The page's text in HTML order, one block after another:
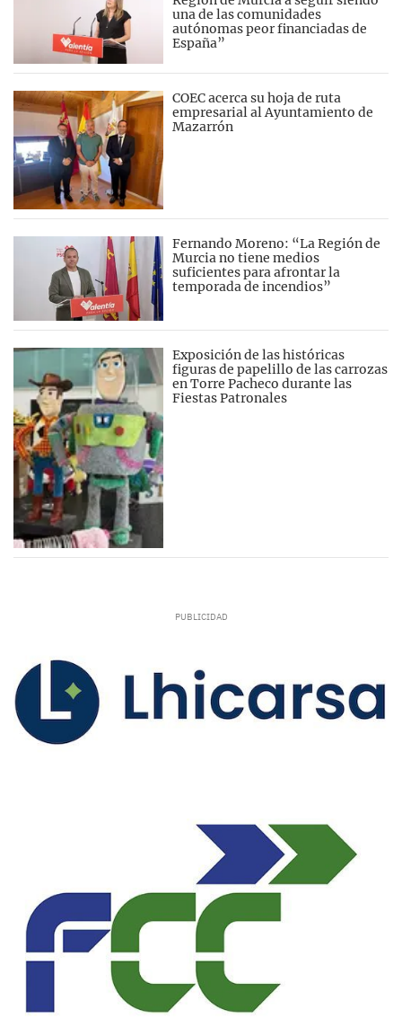
una de las comunidades
autónomas peor financiadas de
España”
COEC acerca su hoja de ruta
empresarial al Ayuntamiento de
Mazarrón
Fernando Moreno: “La Región de
Murcia no tiene medios
suficientes para afrontar la
temporada de incendios”
Exposición de las históricas
figuras de papelillo de las carrozas
en Torre Pacheco durante las
Fiestas Patronales